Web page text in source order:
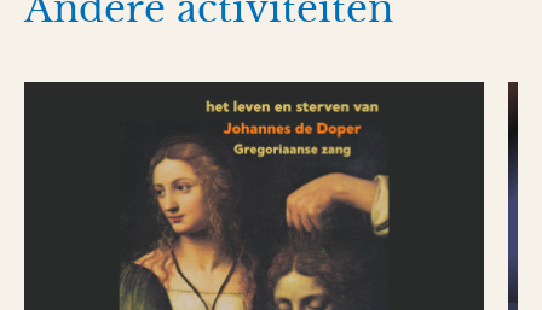
Andere activiteiten